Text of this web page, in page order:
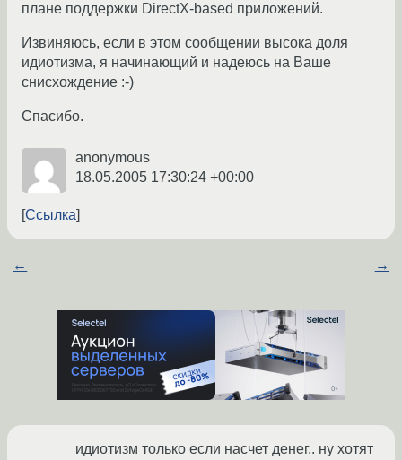
плане поддержки DirectX-based приложений.
Извиняюсь, если в этом сообщении высока доля
идиотизма, я начинающий и надеюсь на Ваше
снисхождение :-)
Спасибо.
anonymous
18.05.2005 17:30:24 +00:00
Ссылка
← →
идиотизм только если насчет денег.. ну хотят